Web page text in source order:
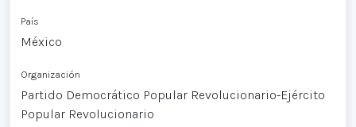
País
México
Organización
Partido Democrático Popular Revolucionario-Ejército
Popular Revolucionario